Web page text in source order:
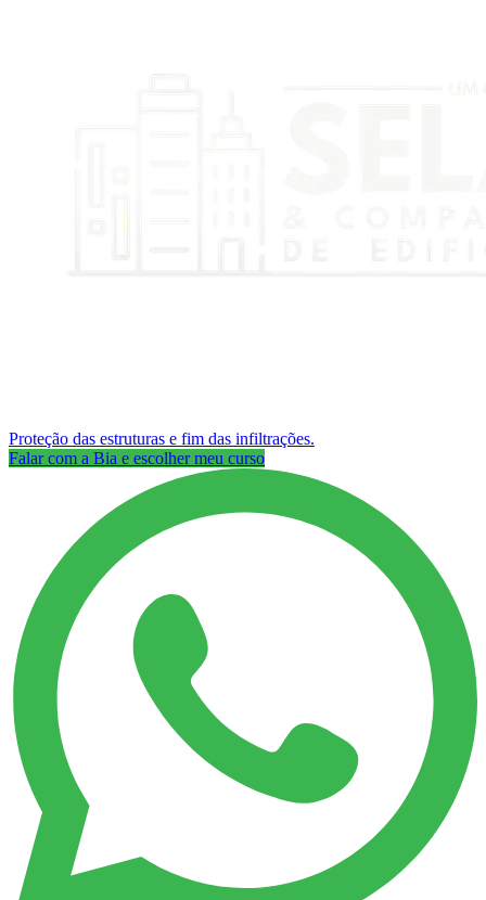
Proteção das estruturas e fim das infiltrações.
Falar com a Bia e escolher meu curso